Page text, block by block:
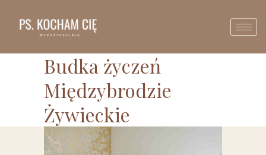
Budka życzeń
Międzybrodzie
Żywieckie